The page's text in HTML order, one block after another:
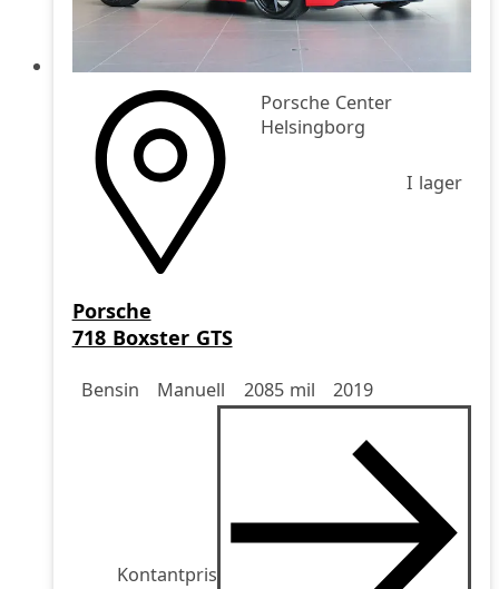
Porsche Center
Helsingborg
I lager
Porsche
718 Boxster GTS
Drivmedel
Bensin
DrivmedelManuell
Miltal 2085 mil
årsmodell 2019
Kontantpris